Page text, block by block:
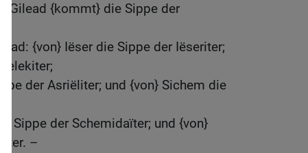
Gilead {kommt} die Sippe der
{von} Iëser die Sippe der Iëseriter;
der Asriëliter; und {von} Sichem die
Sippe der Schemidaïter; und {von}
–